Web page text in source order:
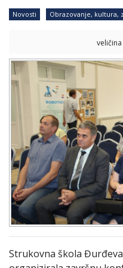
Novosti Obrazovanje, kultura,
Strukovna škola